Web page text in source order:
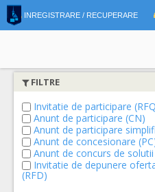
INREGISTRARE / RECUPERARE
FILTRE
Invitatie de participare
Anunt de participare (CN)
Anunt de participare
Anunt de concesionare
Anunt de concurs de solutii
Invitatie de depunere
(RFD)